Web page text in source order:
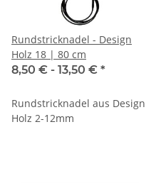
Rundstricknadel - Design
Holz 18 | 80 cm
8,50 € - 13,50 € *
Rundstricknadel aus Design
Holz 2-12mm